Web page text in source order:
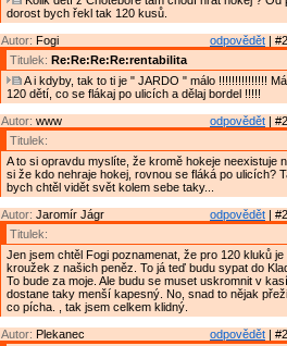
dorost bych řekl tak 120 kusů.
odpovědět |
Autor: Fogi
Titulek: Re:Re:Re:Re:rentabilita
A i kdyby, tak to ti je " JARDO " málo !!!!!!!!!!!!!!!
120 dětí, co se flákaj po ulicích a dělaj bordel !!!!!
odpovědět |
Autor: www
Titulek:
A to si opravdu myslíte, že kromě hokeje neexistuje
si že kdo nehraje hokej, rovnou se fláká po ulicích?
bych chtěl vidět svět kolem sebe taky...
odpovědět |
Autor: Jaromír Jágr
Titulek:
Jen jsem chtěl Fogi poznamenat, že pro 120 kluků
kroužek z našich peněz. To já teď budu sypat do
To bude za moje. Ale budu se muset uskromnit v
dostane taky menší kapesný. No, snad to nějak
co pícha. , tak jsem celkem klidný.
odpovědět |
Autor: Plekanec